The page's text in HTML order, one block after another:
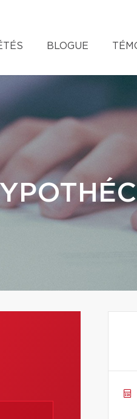
BLOGUE